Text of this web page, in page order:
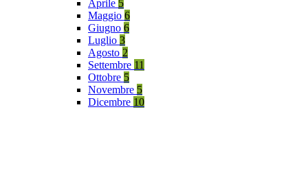
Aprile 5
Maggio 6
Giugno 6
Luglio 3
Agosto 2
Settembre 11
Ottobre 5
Novembre 5
Dicembre 10